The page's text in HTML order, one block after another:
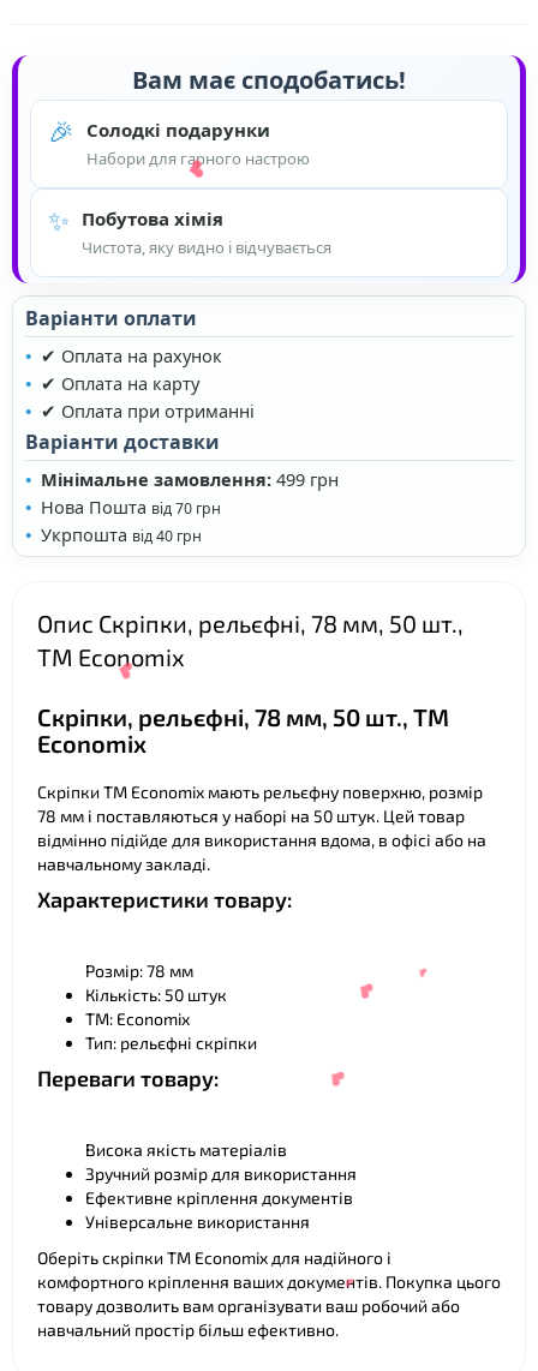
Вам має сподобатись!
🎉 Солодкі подарунки
Набори для гарного настрою
✨ Побутова хімія
Чистота, яку видно і відчувається
Варіанти оплати
✔ Оплата на рахунок
✔ Оплата на карту
✔ Оплата при отриманні
Варіанти доставки
Мінімальне замовлення: 499 грн
Нова Пошта від 70 грн
Укрпошта від 40 грн
Опис Скріпки, рельєфні, 78 мм, 50 шт.,
ТМ Economix
Скріпки, рельєфні, 78 мм, 50 шт., ТМ
Economix
Скріпки ТМ Economix мають рельєфну поверхню, розмір
78 мм і поставляються у наборі на 50 штук. Цей товар
відмінно підійде для використання вдома, в офісі або на
навчальному закладі.
Характеристики товару:
Розмір: 78 мм
Кількість: 50 штук
ТМ: Economix
Тип: рельєфні скріпки
Переваги товару:
Висока якість матеріалів
Зручний розмір для використання
Ефективне кріплення документів
Універсальне використання
Оберіть скріпки ТМ Economix для надійного і
комфортного кріплення ваших документів. Покупка цього
товару дозволить вам організувати ваш робочий або
навчальний простір більш ефективно.
❤
❤